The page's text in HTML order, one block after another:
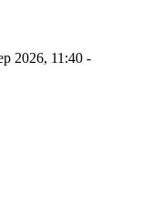
2026, 11:40 -